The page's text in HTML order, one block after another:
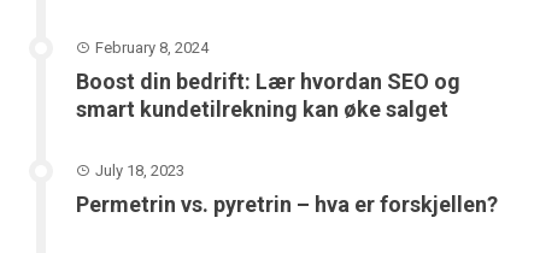
February 8, 2024
Boost din bedrift: Lær hvordan SEO og
smart kundetilrekning kan øke salget
July 18, 2023
Permetrin vs. pyretrin – hva er forskjellen?